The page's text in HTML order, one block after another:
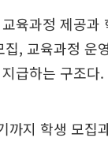
육과정 제공
, 교육과정 운
급하는 구조다.
지 학생 모집